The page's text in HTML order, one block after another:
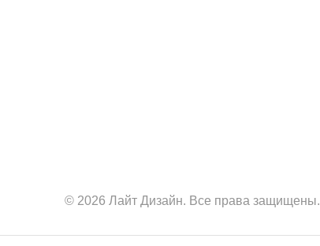
© 2026 Лайт Дизайн. Все права защищены.